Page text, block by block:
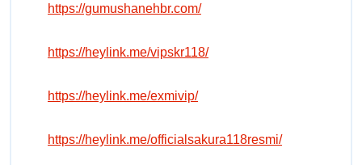
https://gumushanehbr.com/
https://heylink.me/vipskr118/
https://heylink.me/exmivip/
https://heylink.me/officialsakura118resmi/